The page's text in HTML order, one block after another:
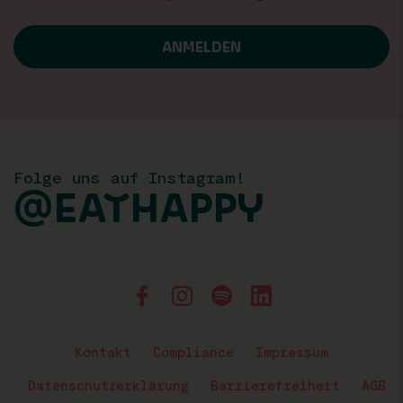
Folge uns auf Instagram!
@EATHAPPY
Kontakt Compliance Impressum
Datenschutzerklärung Barrierefreiheit AGB